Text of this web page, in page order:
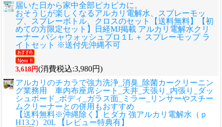
届いた日から家中全部ピカピカに。
おそうじが楽しくなるアルカリ電解水、スプレーモッ
プ、スプレーボトル、クロスのセット
【送料無料】【初
めての方限定セット】日経MJ掲載 アルカリ電解水クリ
ーナー パシャウォッシュプロ１L ＋ スプレーモップ ラ
イトセット ※送付先沖縄不可
3,618円(消費税込:3,980円)
アルカリのチカラで強力洗浄_消臭_除菌カークリーニン
グ業務用 車内布座席シート_天井_天張り_内張り_ダッ
シュボード_ボディ_ガラス面_ミラー_リンサーやスチー
ムクリーナーとの併用もおすすめ
【送料無料※沖縄除く】ヒダカ 強アルカリ電解水（ｐ
H13.2）20L 【レビュー特典有】